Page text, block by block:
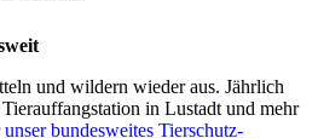
und wildern wieder aus. Jährlich
in Lustadt und mehr
unser bundesweites Tierschutz-